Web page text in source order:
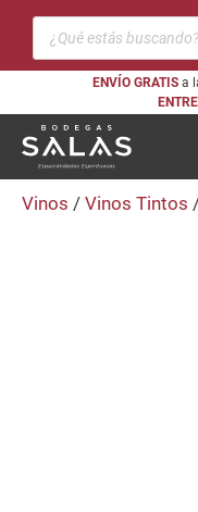
Saltar
contenido
Búsqueda
de
productos
ENVÍO GRATIS a
Vinos / Vinos Tintos